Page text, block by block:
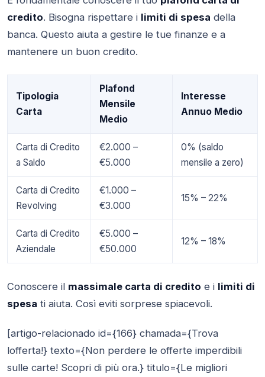
credito. Bisogna rispettare i limiti di spesa della
banca. Questo aiuta a gestire le tue finanze e a
mantenere un buon credito.
Tipologia
Carta
Plafond
Mensile
Medio
Interesse
Annuo Medio
Carta di Credito
a Saldo
€2.000 –
€5.000
0% (saldo
mensile a zero)
Carta di Credito
Revolving
€1.000 –
€3.000
15% – 22%
Carta di Credito
Aziendale
€5.000 –
€50.000
12% – 18%
Conoscere il massimale carta di credito e i limiti di
spesa ti aiuta. Così eviti sorprese spiacevoli.
[artigo-relacionado id={166} chamada={Trova
lofferta!} texto={Non perdere le offerte imperdibili
sulle carte! Scopri di più ora.} titulo={Le migliori